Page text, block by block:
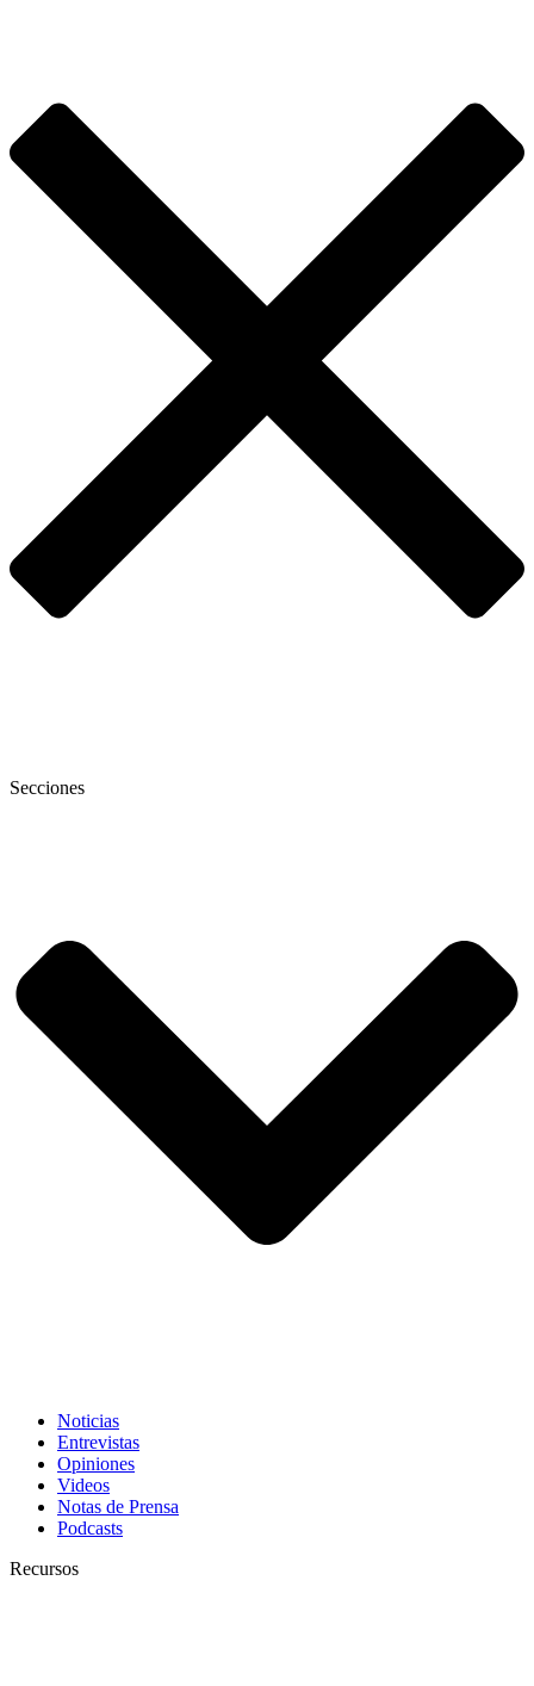
Secciones
Noticias
Entrevistas
Opiniones
Videos
Notas de Prensa
Podcasts
Recursos